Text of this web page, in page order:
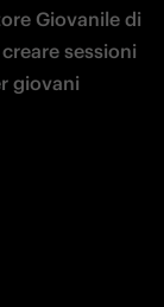
Giovanile di
sessioni
giovani